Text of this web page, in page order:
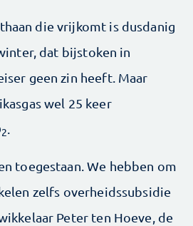
die vrijkomt is dusdanig
dat bijstoken in
geen zin heeft. Maar
wel 25 keer
2
toegestaan. We hebben om
zelfs overheidssubsidie
Peter ten Hoeve, de